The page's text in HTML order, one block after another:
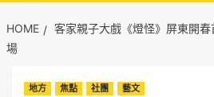
HOME
客家親子大戲《燈怪》屏東開
場
地方 焦點 社團 藝文